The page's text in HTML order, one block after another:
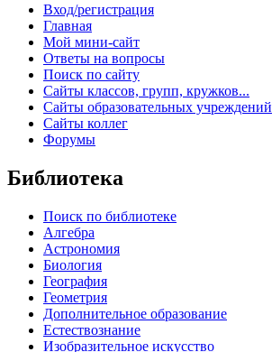
Вход/регистрация
Главная
Мой мини-сайт
Ответы на вопросы
Поиск по сайту
Сайты классов, групп, кружков...
Сайты образовательных учреждений
Сайты коллег
Форумы
Библиотека
Поиск по библиотеке
Алгебра
Астрономия
Биология
География
Геометрия
Дополнительное образование
Естествознание
Изобразительное искусство